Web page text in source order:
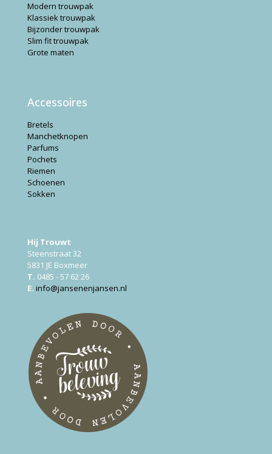
Modern trouwpak
Klassiek trouwpak
Bijzonder trouwpak
Slim fit trouwpak
Grote maten
Accessoires
Bretels
Manchetknopen
Parfums
Pochets
Riemen
Schoenen
Sokken
Hij Trouwt
Steenstraat 32
5831 JE Boxmeer
T. 0485 - 57 62 26
E. info@jansenenjansen.nl